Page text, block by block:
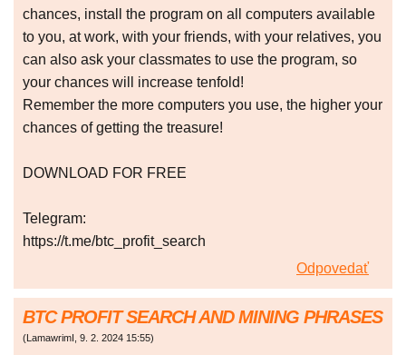
chances, install the program on all computers available
to you, at work, with your friends, with your relatives, you
can also ask your classmates to use the program, so
your chances will increase tenfold!
Remember the more computers you use, the higher your
chances of getting the treasure!
DOWNLOAD FOR FREE
Telegram:
https://t.me/btc_profit_search
Odpovedať
BTC PROFIT SEARCH AND MINING PHRASES
(LamawrimI 9. 2. 2024 15:55)